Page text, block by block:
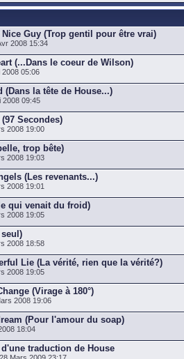
Nice Guy (Trop gentil pour être vrai)
2008 15:34
(...Dans le coeur de Wilson)
2008 05:06
(Dans la tête de House...)
2008 09:45
Secondes)
2008 19:00
trop bête)
2008 19:03
(Les revenants...)
2008 19:01
qui venait du froid)
2008 19:05
2008 18:58
Lie (La vérité, rien que la vérité?)
2008 19:05
(Virage à 180°)
2008 19:06
(Pour l'amour du soap)
18:04
traduction de House